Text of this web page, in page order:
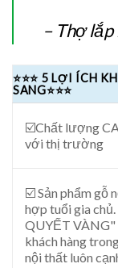
– Thợ
⭐⭐⭐ 5 LỢI ÍCH
SANG⭐⭐⭐
☑️Chất lượng
với thị trường
☑️ Sản phẩm gỗ
hợp tuổi gia
QUYẾT VÀNG"
khách hàng
nội thất luôn